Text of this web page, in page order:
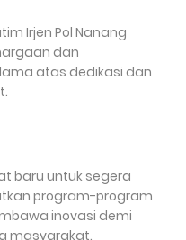
Irjen Pol Nanang
dan
atas dedikasi dan
baru untuk segera
program-program
inovasi demi
masyarakat.